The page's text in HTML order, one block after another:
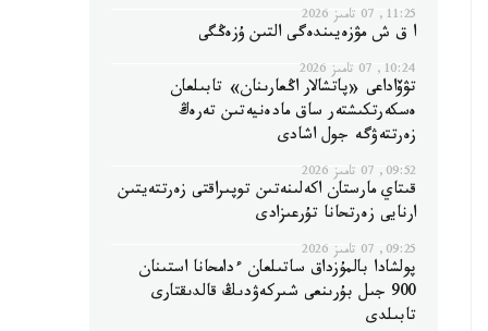
11:25, 07 تامىز 2026
ا ق ش مۋزەيىندەگى التىن ۇزەڭگى
10:24, 07 تامىز 2026
تۋۆاداعى «پاتشالار اڭعارىنان» تابىلعان
ەسكەرتكىشتەر ساق مادەنيەتىن تەرەڭ
زەرتتەۋگە جول اشادى
09:52, 07 تامىز 2026
قىتاي مارستان اكەلىنەتىن توپىراقتى زەرتتەيتىن
ارنايى زەرتحانا تۇرعىزادى
09:25, 07 تامىز 2026
پولشادا بالمۇزداق ساتىلعان ءدامحانا استىنان
900 جىل بۇرىنعى شىركەۋدىڭ قالدىقتارى
تابىلدى